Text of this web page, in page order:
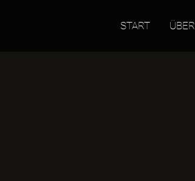
START ÜBER